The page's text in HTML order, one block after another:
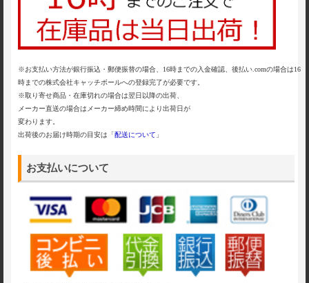
※お支払い方法が銀行振込・郵便振替の場合、16時までの入金確認、後払い.comの場合は16
時までの株式会社キャッチボールへの登録完了が必要です。
※取り寄せ商品・在庫切れの場合は翌日以降の出荷、
メーカー直送の場合はメーカー締め時間により出荷日が
変わります。
出荷後のお届け時期の目安は「 配送について 」
お支払いについて